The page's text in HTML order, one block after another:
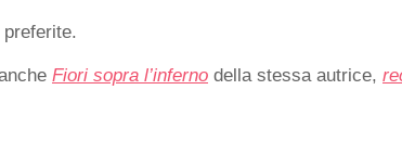
Fiori sopra l’inferno della stessa autrice,